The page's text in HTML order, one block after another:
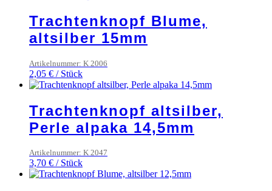
Trachtenknopf Blume,
altsilber 15mm
Artikelnummer: K 2006
2,05 € / Stück
Trachtenknopf altsilber,
Perle alpaka 14,5mm
Artikelnummer: K 2047
3,70 € / Stück